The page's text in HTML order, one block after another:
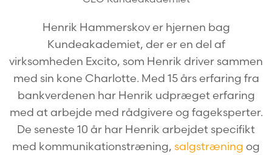
Henrik Hammerskov er hjernen bag
Kundeakademiet, der er en del af
virksomheden Excito, som Henrik driver sammen
med sin kone Charlotte. Med 15 års erfaring fra
bankverdenen har Henrik udpræget erfaring
med at arbejde med rådgivere og fageksperter.
De seneste 10 år har Henrik arbejdet specifikt
med kommunikationstræning, salgstræning og